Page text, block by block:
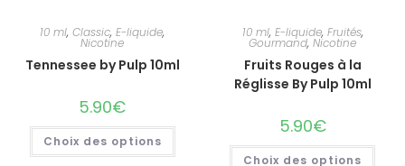
10 ml,Classic,E-liquide,
Nicotine
Tennessee by Pulp 10ml
5.90€
Choix des options
10 ml, E-liquide, Fruités,
Gourmand,Nicotine
Fruits Rouges à la
Réglisse By Pulp 10ml
5.90€
Choix des options